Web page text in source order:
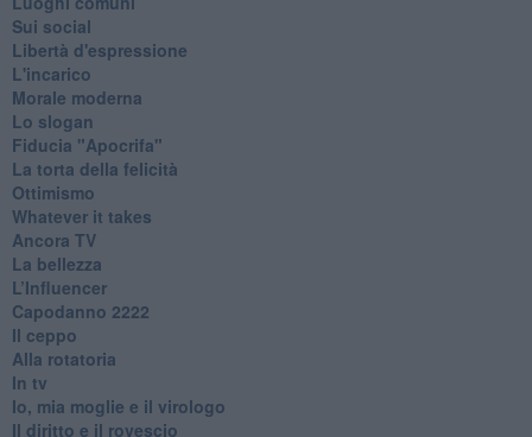
Sui social
Libertà d'espressione
L'incarico
Morale moderna
Lo slogan
Fiducia "Apocrifa"
La torta della felicità
Ottimismo
Whatever it takes
Ancora TV
La bellezza
L’Influencer
​Capodanno 2222
Il ceppo
Alla rotatoria
In tv
Io, mia moglie e il virologo
Il diritto e il rovescio